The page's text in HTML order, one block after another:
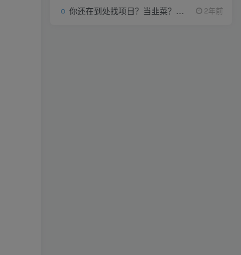
你还在到处找项目？当韭菜？我靠项目资源网也能月如过万。 2年前